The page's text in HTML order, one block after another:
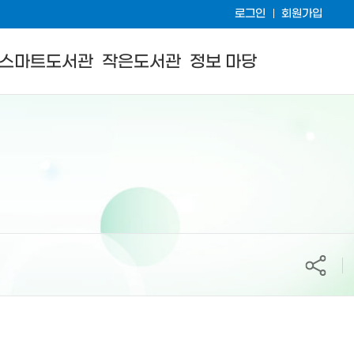
로그인 회원가입
스마트도서관 작은도서관 정보 마당
공유